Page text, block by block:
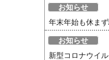
お知らせ
年末年始も休ま
お知らせ
新型コロナウイ